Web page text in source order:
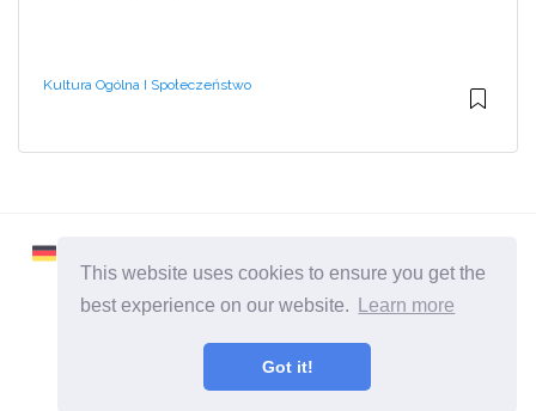
This website uses cookies to ensure you get the
best experience on our website.
Learn more
Got it!
Kultura Ogólna I Społeczeństwo
2026 ©Learnaboutworld
Wszystkie kategorie